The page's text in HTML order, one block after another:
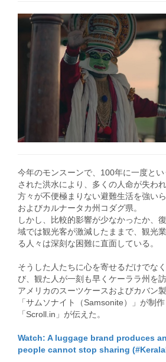
今年のモンスーンで、100年に一度とい
された洪水により、多くの人命が失わ
方々が不便極まりない避難生活を強い
およびカルナータカ州コダグ県。
しかし、比較的影響が少なかったか、
域では観光客が激減したままで、観光
る人々は深刻な困難に直面している。
そうした人たちに心を寄せるだけでな
び、観た人が一刻も早くケーララ州を
アメリカのスーツケースおよびカバン
「サムソナイト（Samsonite）」が制作
「Scroll.in」が伝えた。
Watch: A luggage brand produces
people cannot stop sharing